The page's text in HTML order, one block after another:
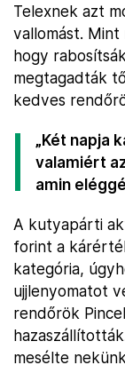
Telexnek azt
vallomást.
hogy
megtagadták
kedves
„Két napja
valamiért
amin
A kutyapárti
forint a
kategória,
ujjlenyomatot
rendőrök
mesélte